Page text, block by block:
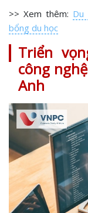
>> Xem thêm: Du
bổng du học
Triển
công
Anh